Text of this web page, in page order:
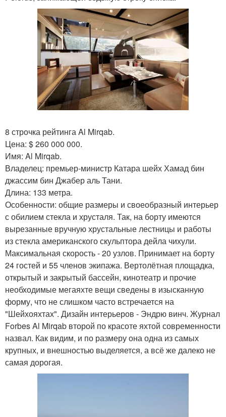
8 строчка рейтинга Al Mirqab.
Цена: $ 260 000 000.
Имя: Al Mirqab.
Владелец: премьер-министр Катара шейх Хамад бин
джассим бин Джабер аль Тани.
Длина: 133 метра.
Особенности: общие размеры и своеобразный интерьер
с обилием стекла и хрусталя. Так, на борту имеются
вырезанные вручную хрустальные лестницы и работы
из стекла американского скульптора дейла чихули.
Максимальная скорость - 20 узлов. Принимает на борту
24 гостей и 55 членов экипажа. Вертолётная площадка,
открытый и закрытый бассейн, кинотеатр и прочие
необходимые мегаяхте вещи сведены в изысканную
форму, что не слишком часто встречается на
"Шейхояхтах". Дизайн интерьеров - Эндрю винч. Журнал
Forbes Al Mirqab второй по красоте яхтой современности
назвал. Как видим, и по размеру она одна из самых
крупных, и внешностью выделяется, а всё же далеко не
самая дорогая.